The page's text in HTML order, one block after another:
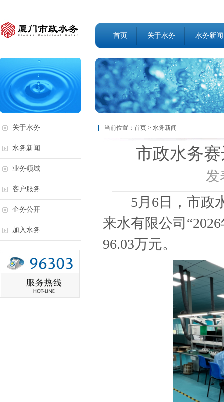
首页 关于水务 水务新闻
关于水务
水务新闻
业务领域
客户服务
企务公开
加入水务
当前位置： 首页 > 水务新闻
市政水务
发
5月6日，市政水
来水有限公司
96.03万元。